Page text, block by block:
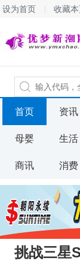
设为首页 收藏
首页 资讯
母婴 生活
商讯 消费
挑战三星